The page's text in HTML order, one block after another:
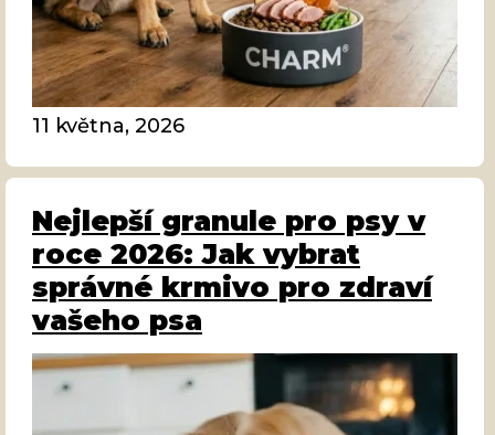
11 května, 2026
Nejlepší granule pro psy v
roce 2026: Jak vybrat
správné krmivo pro zdraví
vašeho psa